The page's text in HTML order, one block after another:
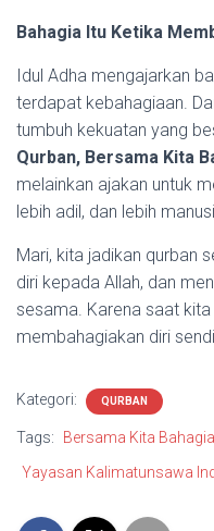
Bahagia Itu Ketika
Idul Adha mengajarkan
terdapat kebahagiaan.
tumbuh kekuatan yang
Qurban, Bersama Kita
melainkan ajakan untuk
lebih adil, dan lebih
Mari, kita jadikan qurban
diri kepada Allah, dan
sesama. Karena saat
membahagiakan diri
Kategori: QURBAN
Tags: Bersama Kita Bahagia
Yayasan Kalimatunsawa